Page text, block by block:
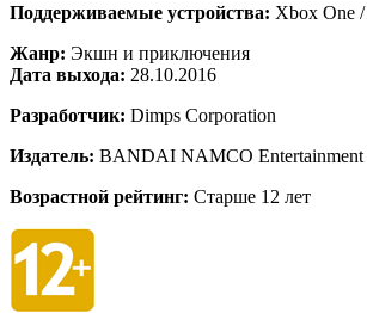
Поддерживаемые устройства: Xbox One
Жанр: Экшн и приключения
Дата выхода: 28.10.2016
Разработчик: Dimps Corporation
Издатель: BANDAI NAMCO Entertainment
Возрастной рейтинг: Старше 12 лет